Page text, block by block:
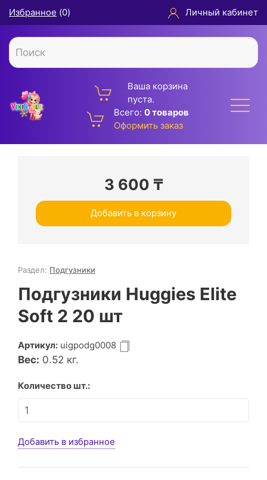
Избранное (0) Личный кабинет
Ваша корзина
пуста.
Всего: 0 товаров
Оформить заказ
3 600 ₸
Добавить в корзину
Раздел: Подгузники
Подгузники Huggies Elite
Soft 2 20 шт
Артикул: uigpodg0008
Вес: 0.52 кг.
Количество шт.:
Добавить в избранное